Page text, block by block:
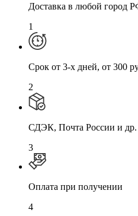
Доставка в любой город
1
Cрок от 3-х дней, от 300
2
СДЭК, Почта России и др.
3
Оплата при получении
4